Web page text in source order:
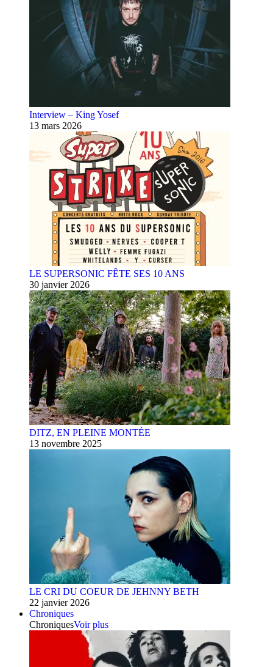
Interview – King Yosef
13 mars 2026
LE SUPERSONIC FÊTE SES 10 ANS
30 janvier 2026
DITZ, EN PLEINE MONTÉE
13 novembre 2025
LE CRI DU COEUR DE JEHNNY BETH
22 janvier 2026
Chroniques
ChroniquesVoir plus